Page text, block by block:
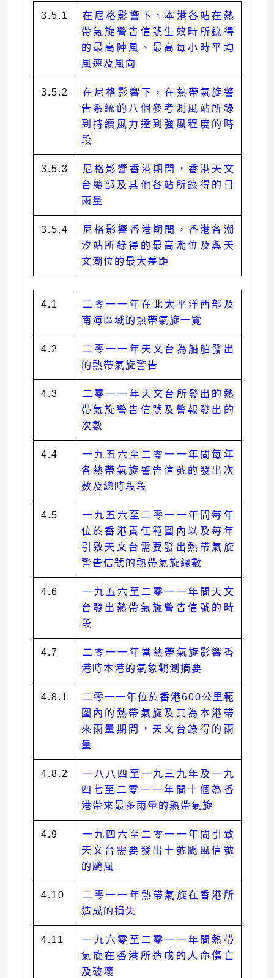
3.5.1
在尼格影響下，本港各站在熱
帶氣旋警告信號生效時所錄得
的最高陣風、最高每小時平均
風速及風向
3.5.2
在尼格影響下，在熱帶氣旋警
告系統的八個參考測風站所錄
到持續風力達到強風程度的時
段
3.5.3
尼格影響香港期間，香港天文
台總部及其他各站所錄得的日
雨量
3.5.4
尼格影響香港期間，香港各潮
汐站所錄得的最高潮位及與天
文潮位的最大差距
4.1
二零一一年在北太平洋西部及
南海區域的熱帶氣旋一覽
4.2
二零一一年天文台為船舶發出
的熱帶氣旋警告
4.3
二零一一年天文台所發出的熱
帶氣旋警告信號及警報發出的
次數
4.4
一九五六至二零一一年間每年
各熱帶氣旋警告信號的發出次
數及總時段段
4.5
一九五六至二零一一年間每年
位於香港責任範圍內以及每年
引致天文台需要發出熱帶氣旋
警告信號的熱帶氣旋總數
4.6
一九五六至二零一一年間天文
台發出熱帶氣旋警告信號的時
段
4.7
二零一一年當熱帶氣旋影響香
港時本港的氣象觀測摘要
4.8.1
二零一一年位於香港600公里範
圍內的熱帶氣旋及其為本港帶
來雨量期間，天文台錄得的雨
量
4.8.2
一八八四至一九三九年及一九
四七至二零一一年間十個為香
港帶來最多雨量的熱帶氣旋
4.9
一九四六至二零一一年間引致
天文台需要發出十號颶風信號
的颱風
4.10
二零一一年熱帶氣旋在香港所
造成的損失
4.11
一九六零至二零一一年間熱帶
氣旋在香港所造成的人命傷亡
及破壞